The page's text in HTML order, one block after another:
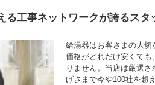
る工事ネットワークが誇るスタ
給湯器はお客さまの大
価格がどれだけ安くて
りません。当店は厳選
げさまで今や100社を超